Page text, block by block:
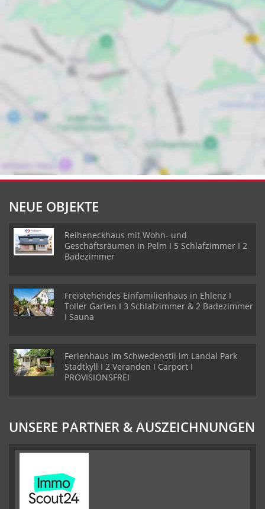
NEUE OBJEKTE
Reiheneckhaus mit Wohn- und
Geschäftsräumen in Pelm I 5 Schlafzimmer I 2
Badezimmer
Freistehendes Einfamilienhaus in Ehlenz I
Toller Garten I 3 Schlafzimmer & 2 Badezimmer
I Sauna
Ferienhaus im Schwedenstil im Landal Park
Stadtkyll I 2 Veranden I Carport I
PROVISIONSFREI
UNSERE PARTNER & AUSZEICHNUNGEN